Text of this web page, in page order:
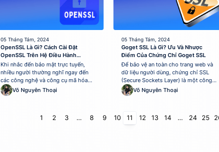
05 Tháng Tám, 2024
OpenSSL Là Gì? Cách Cài Đặt
OpenSSL Trên Hệ Điều Hành
Windows 10
Khi nhắc đến bảo mật trực tuyến,
nhiều người thường nghĩ ngay đến
các công nghệ và công cụ mã hóa
dữ liệu. OpenSSL là một trong những
phần mềm mã nguồn mở, cung cấp
viết này MONA Host sẽ...
Võ Nguyên Thoại
05 Tháng Tám, 2024
Goget SSL Là Gì? Ưu Và Nhược
Điểm Của Chứng Chỉ Goget SSL
Để bảo vệ an toàn cho trang web và
dữ liệu người dùng, chứng chỉ SSL
(Secure Sockets Layer) là một công
cụ không thể thiếu. GoGet SSL là cái
tên rất đáng chú ý trong lĩnh vực
liệu...
Võ Nguyên Thoại
1 2 3 … 8 9 10 11 12 13 14 … 24 25